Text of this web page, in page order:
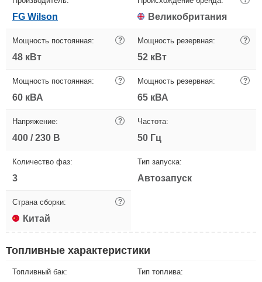
FG Wilson Великобритания
Мощность постоянная: ?
48 кВт
Мощность резервная: ?
52 кВт
Мощность постоянная: ?
60 кВА
Мощность резервная: ?
65 кВА
Напряжение: ?
400 / 230 В
Частота:
50 Гц
Количество фаз:
3
Тип запуска:
Автозапуск
Страна сборки: ?
Китай
Топливные характеристики
Топливный бак: Тип топлива: